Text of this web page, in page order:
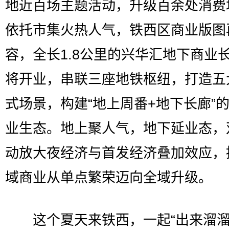
地近百场主题活动，升级百余处消
依托市集火热人气，铁西区商业版
容，全长1.8公里的兴华汇地下商业
将开业，串联三座地铁枢纽，打造
式场景，构建“地上周番+地下长廊”
业生态。地上聚人气，地下延业态
动放大夜经济与首发经济叠加效应
域商业从单点繁荣迈向全域升级。
这个夏天来铁西，一起“出来溜溜